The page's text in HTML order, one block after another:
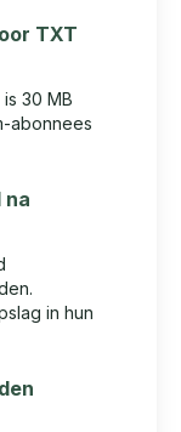
TXT
30 MB
abonnees
na
in hun